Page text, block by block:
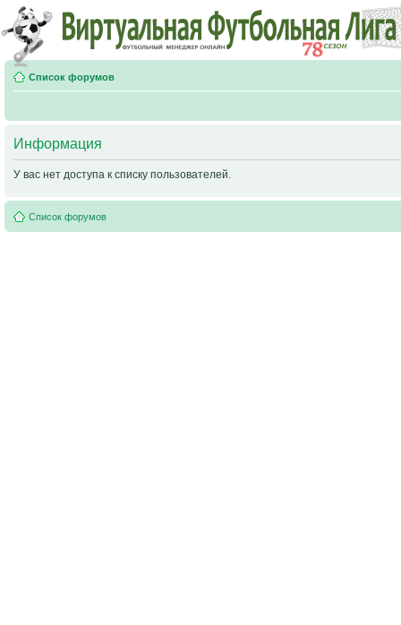
Список форумов
Информация
У вас нет доступа к списку пользователей.
Список форумов